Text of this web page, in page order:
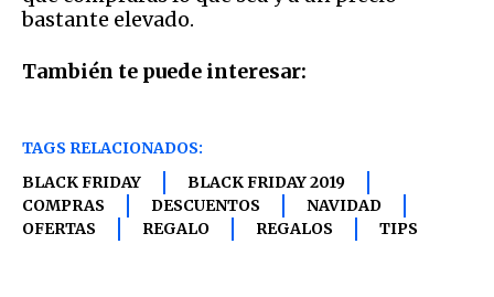
bastante elevado.
También te puede interesar:
TAGS RELACIONADOS:
BLACK FRIDAY
BLACK FRIDAY 2019
COMPRAS
DESCUENTOS
NAVIDAD
OFERTAS
REGALO REGALOS TIPS